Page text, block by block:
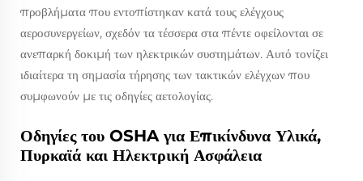
προβλήματα που εντοπίστηκαν κατά τους ελέγχους
αεροσυνεργείων, σχεδόν τα τέσσερα στα πέντε οφείλονται σε
ανεπαρκή δοκιμή των ηλεκτρικών συστημάτων. Αυτό τονίζει
ιδιαίτερα τη σημασία τήρησης των τακτικών ελέγχων που
συμφωνούν με τις οδηγίες αετολογίας.
Οδηγίες του OSHA για Επικίνδυνα Υλικά,
Πυρκαϊά και Ηλεκτρική Ασφάλεια